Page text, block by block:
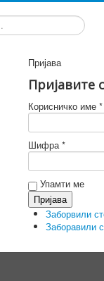
Пријава
Пријавите
Корисничко име *
Шифра *
Упамти ме
Заборвили
Заборавили